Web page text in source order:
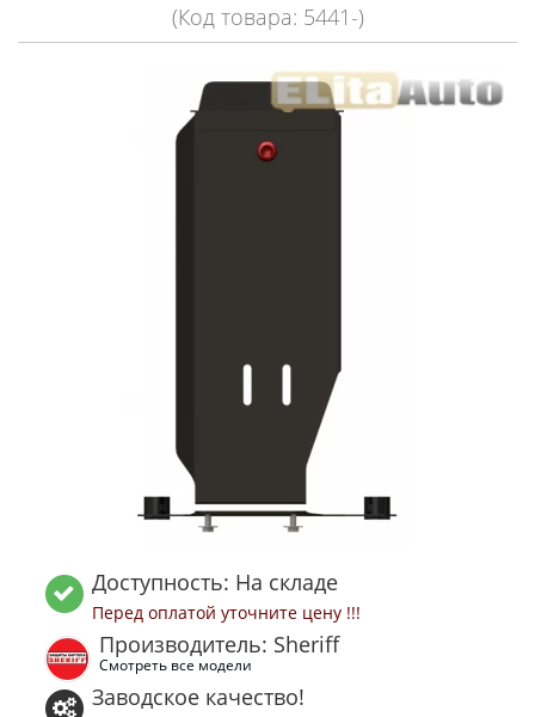
(Код товара: 5441-)
Доступность: На складе
Перед оплатой уточните цену !!!
Производитель: Sheriff
Смотреть все модели
Заводское качество!